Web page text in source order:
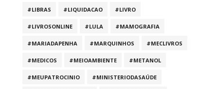
#LIBRAS #LIQUIDACAO #LIVRO
#LIVROSONLINE #LULA #MAMOGRAFIA
#MARIADAPENHA #MARQUINHOS #MECLIVROS
#MEDICOS #MEIOAMBIENTE #METANOL
#MEUPATROCINIO #MINISTERIODASAÚDE